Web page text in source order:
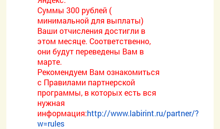
Суммы 300 рублей (
минимальной для выплаты)
Ваши отчисления достигли в
этом месяце. Соответственно,
они будут переведены Вам в
марте.
Рекомендуем Вам ознакомиться
с Правилами партнерской
программы, в которых есть вся
нужная
информация:http://www.labirint.ru/partner/?
w=rules